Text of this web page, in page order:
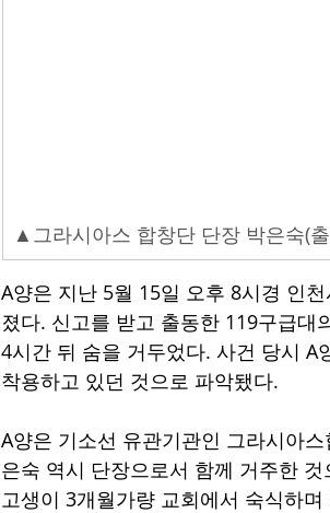
▲그라시아스 합창단 단장 박은숙(
A양은 지난 5월 15일 오후 8시경 인
졌다. 신고를 받고 출동한 119구급
4시간 뒤 숨을 거두었다. 사건 당시 A
착용하고 있던 것으로 파악됐다.
A양은 기소선 유관기관인 그라시아
은숙 역시 단장으로서 함께 거주한
고생이 3개월가량 교회에서 숙식하